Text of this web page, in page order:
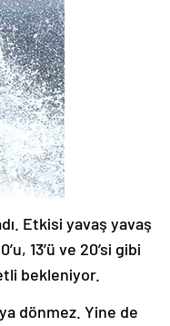
Etkisi yavaş yavaş
13’ü ve 20’si gibi
bekleniyor.
dönmez. Yine de